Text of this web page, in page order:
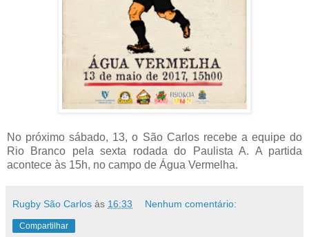
No próximo sábado, 13, o São Carlos recebe a equipe do
Rio Branco pela sexta rodada do Paulista A. A partida
acontece às 15h, no campo de Água Vermelha.
Rugby São Carlos às 16:33 Nenhum comentário:
Compartilhar